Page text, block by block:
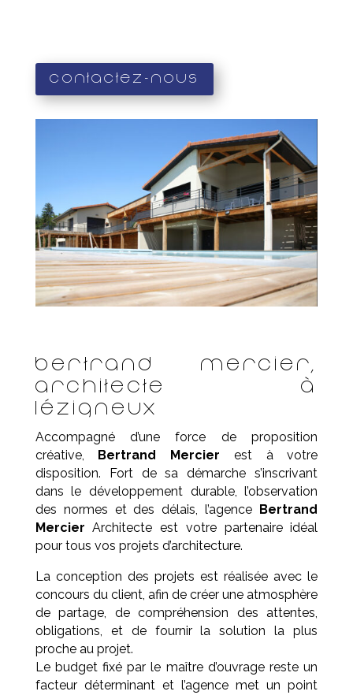
Contactez-nous
Bertrand Mercier,
architecte à
Lézigneux
Accompagné d’une force de proposition
créative, Bertrand Mercier est à votre
disposition. Fort de sa démarche s’inscrivant
dans le développement durable, l’observation
des normes et des délais, l’agence
Bertrand
Mercier Architecte est votre partenaire idéal
pour tous vos projets d’architecture.
La conception des projets est réalisée avec le
concours du client, afin de créer une atmosphère
de partage, de compréhension des attentes,
obligations, et de fournir la solution la plus
proche au projet.
Le budget fixé par le maître d’ouvrage reste un
facteur déterminant et l’agence met un point